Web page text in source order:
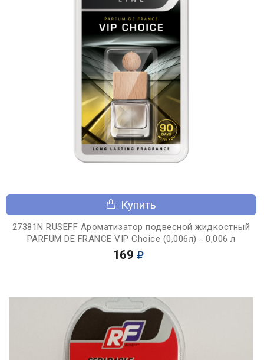
Купить
27381N RUSEFF Ароматизатор подвесной жидкостный
PARFUM DE FRANCE VIP Choice (0,006л) - 0,006 л
169